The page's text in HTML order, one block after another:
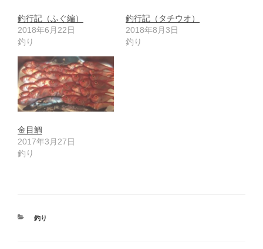
釣行記（ふぐ編）
2018年6月22日
釣り
釣行記（タチウオ）
2018年8月3日
釣り
金目鯛
2017年3月27日
釣り
カ
釣り